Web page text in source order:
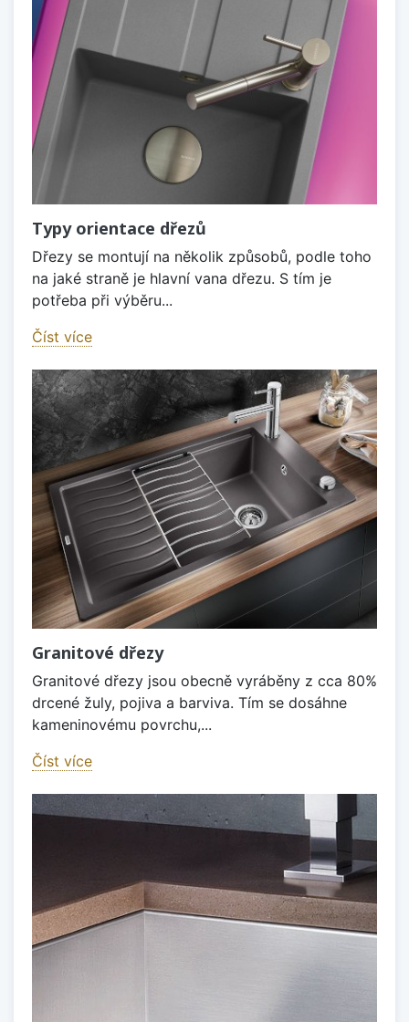
Typy orientace dřezů
Dřezy se montují na několik způsobů, podle toho
na jaké straně je hlavní vana dřezu. S tím je
potřeba při výběru...
Číst více
Granitové dřezy
Granitové dřezy jsou obecně vyráběny z cca 80%
drcené žuly, pojiva a barviva. Tím se dosáhne
kameninovému povrchu,...
Číst více